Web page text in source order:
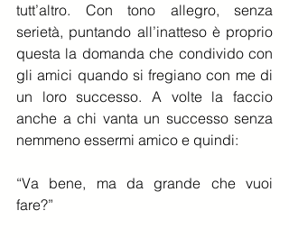
tutt’altro. Con tono allegro, senza
serietà, puntando all’inatteso è proprio
questa la domanda che condivido con
gli amici quando si fregiano con me di
un loro successo. A volte la faccio
anche a chi vanta un successo senza
nemmeno essermi amico e quindi:
“Va bene, ma da grande che vuoi
fare?”